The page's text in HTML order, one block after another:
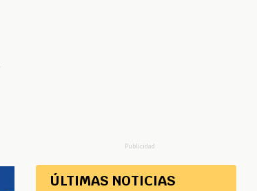
Publicidad
ÚLTIMAS NOTICIAS